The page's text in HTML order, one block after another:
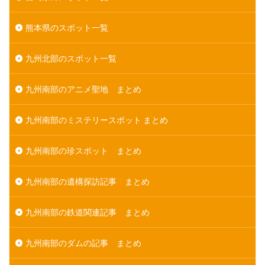
熊本県のスポット一覧
九州北部のスポット一覧
九州南部のアニメ聖地 まとめ
九州南部のミステリースポット まとめ
九州南部の珍スポット まとめ
九州南部の遺構探訪記事 まとめ
九州南部の鉄道関連記事 まとめ
九州南部のダムの記事 まとめ